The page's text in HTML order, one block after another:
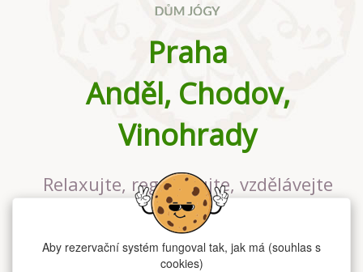
Praha
Anděl, Chodov,
Vinohrady
Relaxujte, regenerujte, vzdělávejte
se v největším jógovém studiu v
Praze
Aby rezervační systém fungoval tak, jak má (souhlas s
cookies)